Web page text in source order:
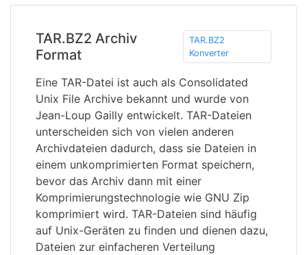
TAR.BZ2 Archiv
Format
TAR.BZ2
Konverter
Eine TAR-Datei ist auch als Consolidated
Unix File Archive bekannt und wurde von
Jean-Loup Gailly entwickelt. TAR-Dateien
unterscheiden sich von vielen anderen
Archivdateien dadurch, dass sie Dateien in
einem unkomprimierten Format speichern,
bevor das Archiv dann mit einer
Komprimierungstechnologie wie GNU Zip
komprimiert wird. TAR-Dateien sind häufig
auf Unix-Geräten zu finden und dienen dazu,
Dateien zur einfacheren Verteilung